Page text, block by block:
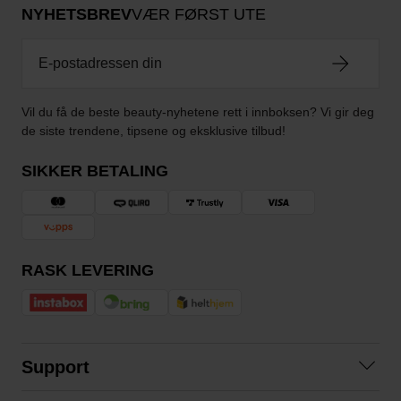
NYHETSBREVVÆR FØRST UTE
Vil du få de beste beauty-nyhetene rett i innboksen? Vi gir deg
de siste trendene, tipsene og eksklusive tilbud!
SIKKER BETALING
RASK LEVERING
Support